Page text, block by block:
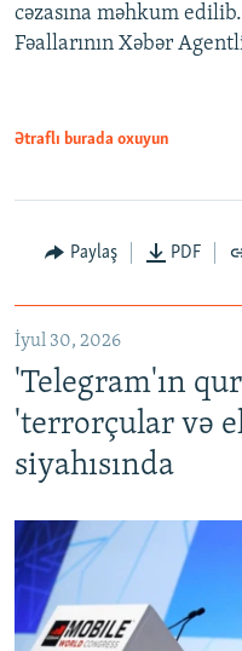
cəzasına məhkum
Fəallarının Xəbər
Ətraflı burada oxuyun
Paylaş PDF
İyul 30, 2026
'Telegram'ın
'terrorçular və
siyahısında